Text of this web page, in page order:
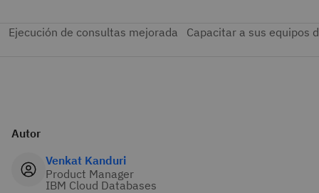
Autor
Venkat Kanduri
Product Manager
IBM Cloud Databases